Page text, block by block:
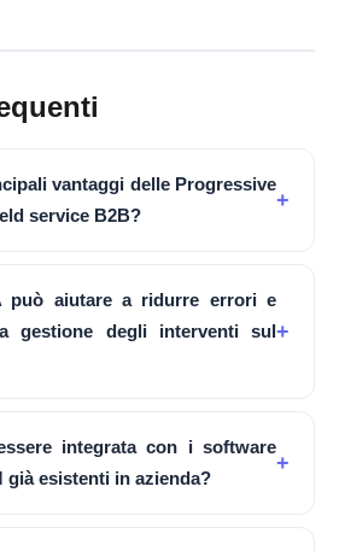
vantaggi delle Progressive
service B2B?
può aiutare a ridurre errori e
gestione degli interventi sul
integrata con i software
già esistenti in azienda?